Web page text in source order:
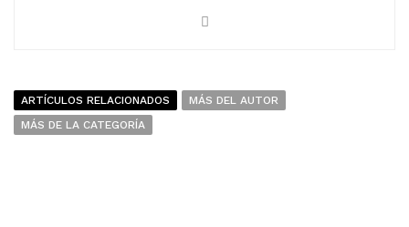
ARTÍCULOS RELACIONADOS
MÁS DEL AUTOR
MÁS DE LA CATEGORÍA